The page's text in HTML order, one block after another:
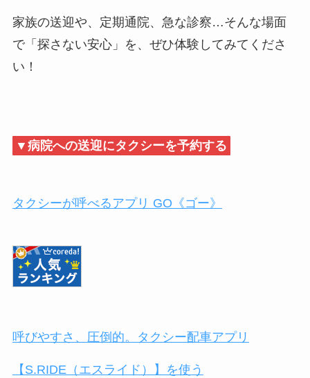
家族の送迎や、定期通院、急な診察…そんな場面
で「探さない安心」を、ぜひ体験してみてくださ
い！
▼病院への送迎にタクシーを予約する
タクシーが呼べるアプリ GO《ゴー》
呼びやすさ、圧倒的。タクシー配車アプリ
【S.RIDE（エスライド）】を使う